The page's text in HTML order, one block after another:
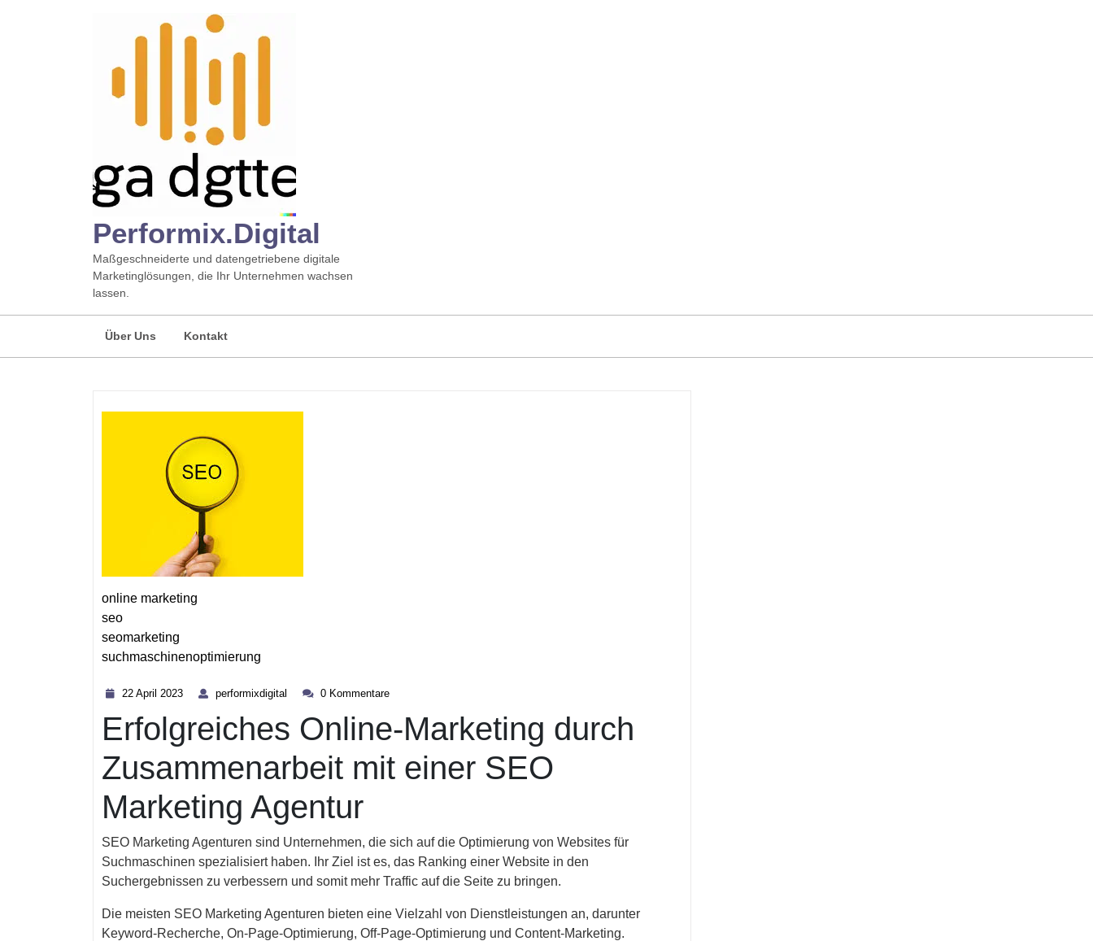
Performix.digital
Maßgeschneiderte und datengetriebene digitale
Marketinglösungen, die Ihr Unternehmen wachsen
lassen.
Über Uns Kontakt
online marketing
seo
seomarketing
suchmaschinenoptimierung
22 April 2023
2023
performixdigital performixdigital
0 Kommentare
Erfolgreiches Online-Marketing durch
Zusammenarbeit mit einer SEO
Marketing Agentur
SEO Marketing Agenturen sind Unternehmen, die sich auf die Optimierung von Websites für
Suchmaschinen spezialisiert haben. Ihr Ziel ist es, das Ranking einer Website in den
Suchergebnissen zu verbessern und somit mehr Traffic auf die Seite zu bringen.
Die meisten SEO Marketing Agenturen bieten eine Vielzahl von Dienstleistungen an, darunter
Keyword-Recherche, On-Page-Optimierung, Off-Page-Optimierung und Content-Marketing.